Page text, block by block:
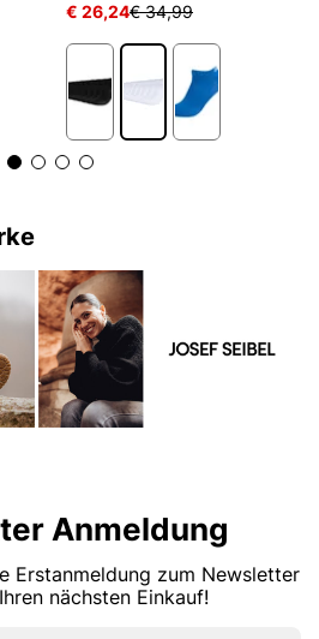
€ 26,24€ 34,99
Anmeldung
Erstanmeldung zum Newsletter
nächsten Einkauf!